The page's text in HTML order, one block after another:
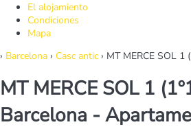
El alojamiento
Condiciones
Mapa
› Barcelona › Casc antic › MT MERCE SOL 1
MT MERCE SOL 1
Barcelona -